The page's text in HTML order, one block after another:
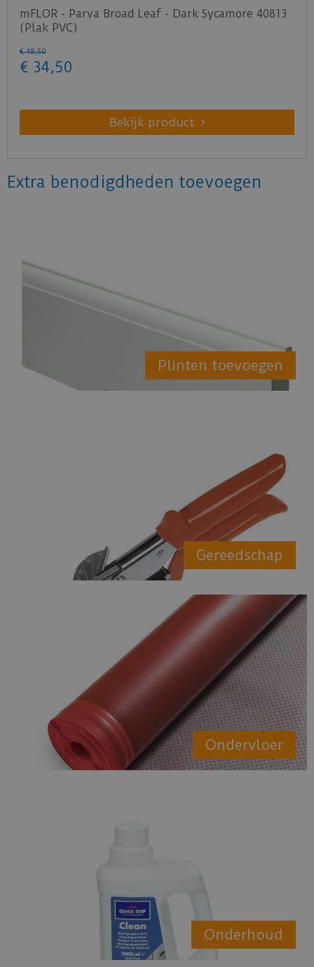
mFLOR - Parva Broad Leaf - Dark Sycamore 40813
(Plak PVC)
€ 48,50
€ 34,50
Bekijk product
Extra benodigdheden toevoegen
Plinten toevoegen
Gereedschap
Ondervloer
Onderhoud